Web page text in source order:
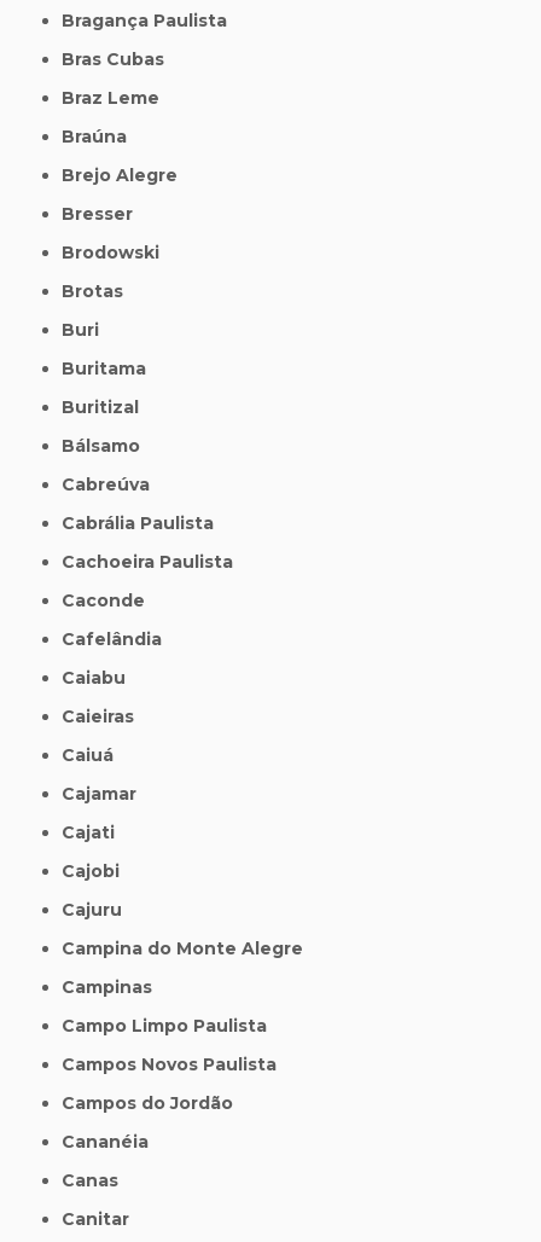
Bragança Paulista
Bras Cubas
Braz Leme
Braúna
Brejo Alegre
Bresser
Brodowski
Brotas
Buri
Buritama
Buritizal
Bálsamo
Cabreúva
Cabrália Paulista
Cachoeira Paulista
Caconde
Cafelândia
Caiabu
Caieiras
Caiuá
Cajamar
Cajati
Cajobi
Cajuru
Campina do Monte Alegre
Campinas
Campo Limpo Paulista
Campos Novos Paulista
Campos do Jordão
Cananéia
Canas
Canitar